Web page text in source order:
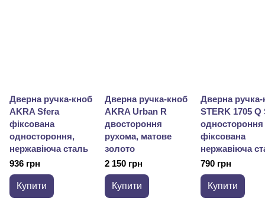
Дверна ручка-кноб
AKRA Sfera
фіксована
одностороння,
нержавіюча сталь
936 грн
Купити
Дверна ручка-кноб
AKRA Urban R
двостороння
рухома, матове
золото
2 150 грн
Купити
Дверна ручка-
STERK 1705 Q
одностороння
фіксована
нержавіюча
790 грн
Купити